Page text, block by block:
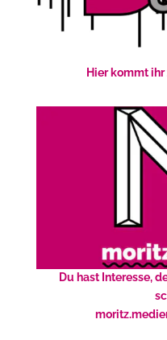
Hier kommt
Du hast Interesse,